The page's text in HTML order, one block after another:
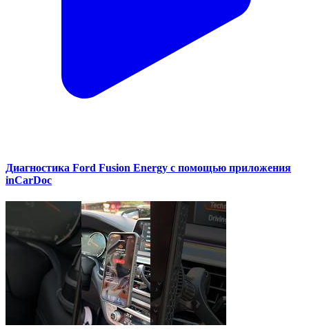
Диагностика Ford Fusion Energy с помощью приложения
inCarDoc